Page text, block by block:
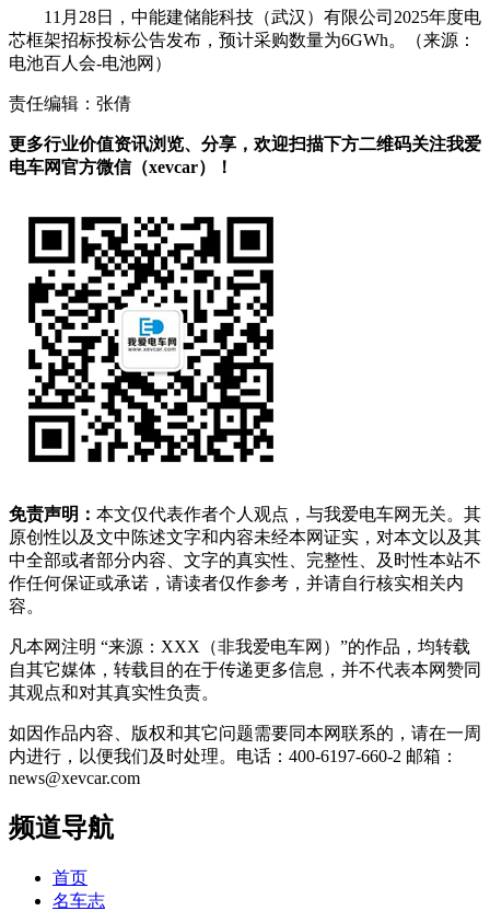
11月28日，中能建储能科技（武汉）有限公司2025年度电
芯框架招标投标公告发布，预计采购数量为6GWh。（来源：
电池百人会-电池网）
责任编辑：张倩
更多行业价值资讯浏览、分享，欢迎扫描下方二维码关注我爱
电车网官方微信（xevcar）！
免责声明： 本文仅代表作者个人观点，与我爱电车网无关。其
原创性以及文中陈述文字和内容未经本网证实，对本文以及其
中全部或者部分内容、文字的真实性、完整性、及时性本站不
作任何保证或承诺，请读者仅作参考，并请自行核实相关内
容。
凡本网注明 “来源：XXX（非我爱电车网）”的作品，均转载
自其它媒体，转载目的在于传递更多信息，并不代表本网赞同
其观点和对其真实性负责。
如因作品内容、版权和其它问题需要同本网联系的，请在一周
内进行，以便我们及时处理。电话：400-6197-660-2 邮箱：
news@xevcar.com
频道导航
首页
名车志